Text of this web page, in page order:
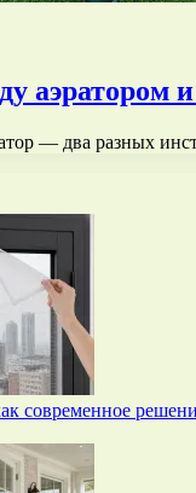
аэратором
— два разных
современное